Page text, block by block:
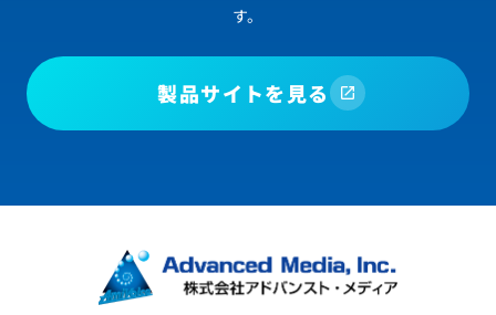
す。
製品サイトを見る